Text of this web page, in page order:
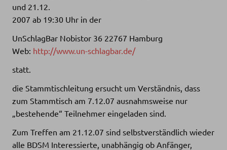
und 21.12.
2007 ab 19:30 Uhr in der
UnSchlagBar Nobistor 36 22767 Hamburg
Web: http://www.un-schlagbar.de/
statt.
die Stammtischleitung ersucht um Verständnis, dass
zum Stammtisch am 7.12.07 ausnahmsweise nur
„bestehende“ Teilnehmer eingeladen sind.
Zum Treffen am 21.12.07 sind selbstverständlich wieder
alle BDSM Interessierte, unabhängig ob Anfänger,